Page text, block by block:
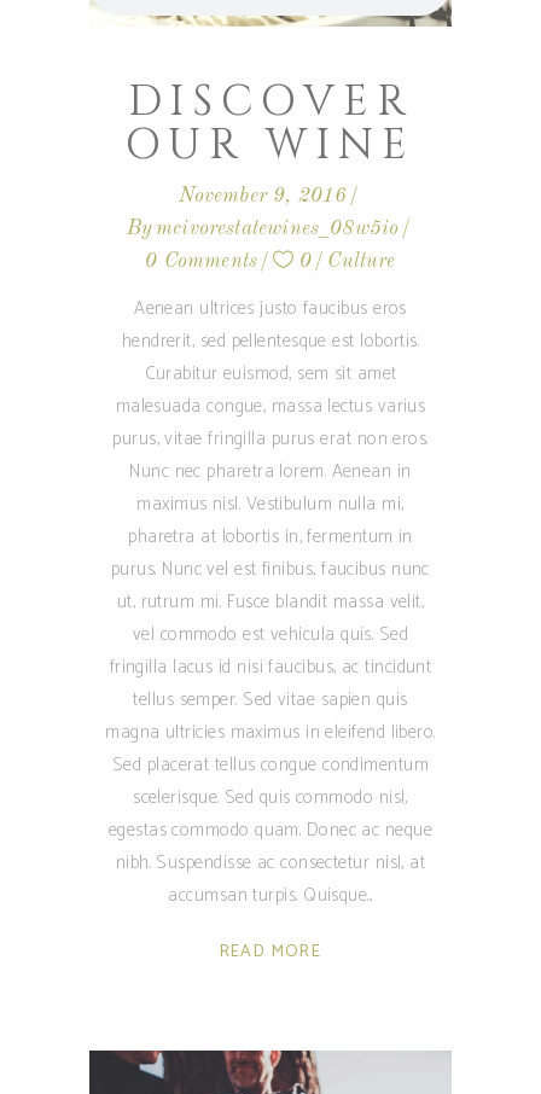
DISCOVER
OUR WINE
November 9, 2016
By mcivorestatewines_08w5io
0 Comments
0 Culture
Aenean ultrices justo faucibus eros
hendrerit, sed pellentesque est lobortis.
Curabitur euismod, sem sit amet
malesuada congue, massa lectus varius
purus, vitae fringilla purus erat non eros.
Nunc nec pharetra lorem. Aenean in
maximus nisl. Vestibulum nulla mi,
pharetra at lobortis in, fermentum in
purus. Nunc vel est finibus, faucibus nunc
ut, rutrum mi. Fusce blandit massa velit,
vel commodo est vehicula quis. Sed
fringilla lacus id nisi faucibus, ac tincidunt
tellus semper. Sed vitae sapien quis
magna ultricies maximus in eleifend libero.
Sed placerat tellus congue condimentum
scelerisque. Sed quis commodo nisl,
egestas commodo quam. Donec ac neque
nibh. Suspendisse ac consectetur nisl, at
accumsan turpis. Quisque
READ MORE